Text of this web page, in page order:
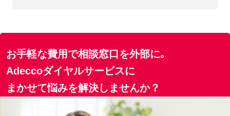
お手軽な費用で相談窓口を外部に｡
Adeccoダイヤルサービスに
まかせて悩みを解決しませんか？